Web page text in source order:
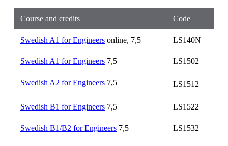
Course and credits Code
Swedish A1 for Engineers online, 7,5 LS140N
Swedish A1 for Engineers 7,5 LS1502
Swedish A2 for Engineers 7,5 LS1512
Swedish B1 for Engineers 7,5 LS1522
Swedish B1/B2 for Engineers 7,5 LS1532